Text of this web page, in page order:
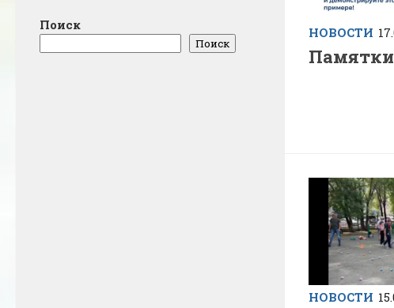
НОВОСТИ
Памятки
НОВОСТИ
Поиск
Поиск